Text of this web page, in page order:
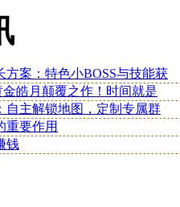
方案：特色小BOSS与技能获
皓月颠覆之作！时间就是
自主解锁地图，定制专属群
重要作用
钱